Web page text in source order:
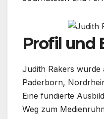
Profil und
Judith Rakers wurde
Paderborn,
Eine fundierte
Weg zum